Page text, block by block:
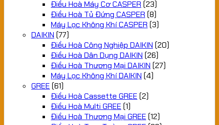
Điều Hoà Máy Cơ CASPER (23)
Điều Hoà Tủ Đứng CASPER (8)
Máy Lọc Không Khí CASPER (3)
DAIKIN (77)
Điều Hoà Công Nghiệp DAIKIN (20)
Điều Hoà Dân Dụng DAIKIN (26)
Điều Hoà Thương Mại DAIKIN (27)
Máy Lọc Không Khí DAIKIN (4)
GREE (61)
Điều Hoà Cassette GREE (2)
Điều Hoà Multi GREE (1)
Điều Hoà Thương Mại GREE (12)